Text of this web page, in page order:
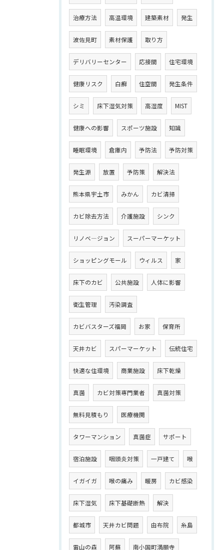
治療方法 高温環境 建築素材 発生
波佐見町 素材保護 取り方
デリバリーセンター 応接間 住宅環境
健康リスク 白癬 住空間 発生条件
シミ 床下湿気対策 高湿度 MIST
健康への影響 スポーツ施設 知識
睡眠環境 倉庫内 予防法 予防対策
発生源 放置 予防策 解決法
熊本県宇土市 みかん カビ清掃
カビ除去方法 介護施設 シンク
リノベ―ジョン スーパーマーケット
ショッピングモール ウィルス 家
床下のカビ 公共施設 人体に影響
衛生管理 汚染調査
カビバスターズ福岡 お家 保育所
天井カビ スパーマーケット 伝統住宅
快適な住環境 商業施設 床下乾燥
真菌 カビ対策専門業者 真菌対策
無料見積もり 医療機関
タワーマンション 真菌症 サポート
宿泊施設 咽頭炎対策 一戸建て 喉
イガイガ 喉の痛み 暖房 カビ感染
床下湿気 床下基礎断熱 解決
都城市 天井カビ問題 由布院 糸島
雷山の森 阿蘇 南小国町満願寺